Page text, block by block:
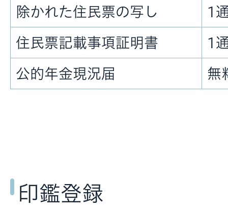
除かれた住民票の写し 1
住民票記載事項証明書 1
公的年金現況届 無
印鑑登録